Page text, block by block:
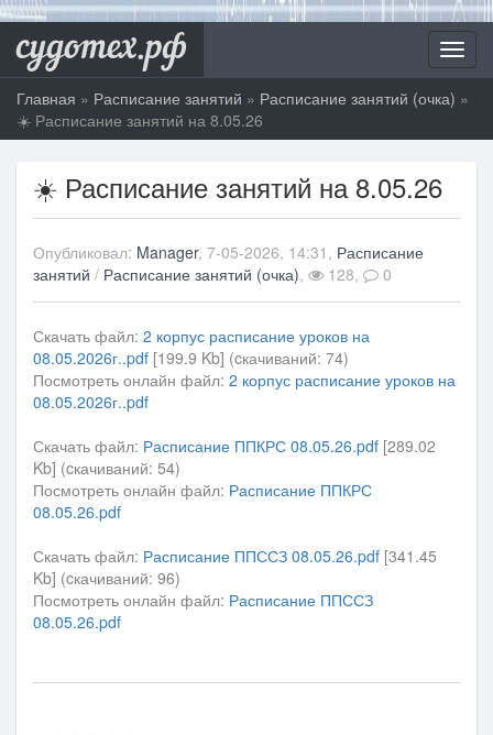
судотех.рф
Главная » Расписание занятий » Расписание занятий (очка) »
☀️ Расписание занятий на 8.05.26
☀️ Расписание занятий на 8.05.26
Опубликовал: Manager, 7-05-2026, 14:31, Расписание
занятий / Расписание занятий (очка), 128, 0
Скачать файл: 2 корпус расписание уроков на
08.05.2026г..pdf [199.9 Kb] (cкачиваний: 74)
Посмотреть онлайн файл: 2 корпус расписание уроков на
08.05.2026г..pdf
Скачать файл: Расписание ППКРС 08.05.26.pdf [289.02
Kb] (cкачиваний: 54)
Посмотреть онлайн файл: Расписание ППКРС
08.05.26.pdf
Скачать файл: Расписание ППССЗ 08.05.26.pdf [341.45
Kb] (cкачиваний: 96)
Посмотреть онлайн файл: Расписание ППССЗ
08.05.26.pdf